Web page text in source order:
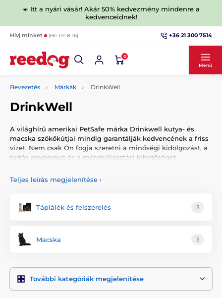
☀️ Itt a nyári vásár! Akár 50% kedvezmény mindenre a
kedvenceidnek!
Hívj minket (Hé-Pé 8-16) +36 21 300 7514
0
Menü
Bevezetés Márkák DrinkWell
DrinkWell
A világhírű amerikai PetSafe márka Drinkwell kutya- és
macska szökőkútjai mindig garantálják kedvencének a friss
vizet. Nem csak Ön fogja szeretni a minőségi kidolgozást, a
tartós anyagokat és a méretválasztási lehetőséget.
Teljes leírás megjelenítése ›
Táplálék és felszerelés 3
Macska 3
További kategóriák megjelenítése